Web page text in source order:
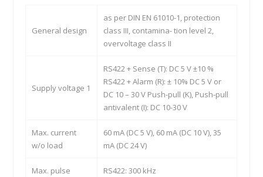
General design
as per DIN EN 61010-1, protection
class III, contamina- tion level 2,
overvoltage class II
Supply voltage 1
RS422 + Sense (T): DC 5 V ±10 %
RS422 + Alarm (R): ± 10% DC 5 V or
DC 10 – 30 V Push-pull (K), Push-pull
antivalent (I): DC 10-30 V
Max. current
w/o load
60 mA (DC 5 V), 60 mA (DC 10 V), 35
mA (DC 24 V)
Max. pulse
RS422: 300 kHz